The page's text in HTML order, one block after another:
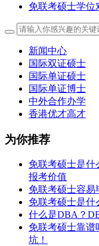
免联考硕士学位
新闻中心
国际双证硕士
国际单证硕士
国际单证博士
中外合作办学
香港优才高才
为你推荐
免联考硕士是什
报考价值
免联考硕士容易
免联考硕士是什
什么是DBA？
免联考硕士靠谱
坑！